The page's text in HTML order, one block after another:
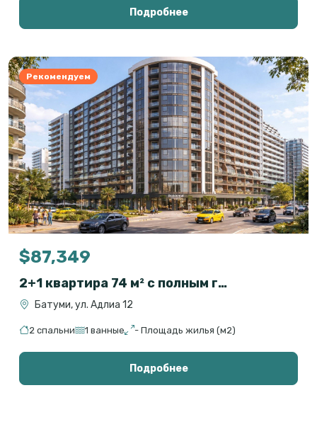
Подробнее
Рекомендуем
$87,349
2+1 квартира 74 м² с полным гостиничным сервисом в OXY Residence, Батуми
Батуми, ул. Адлиа 12
2 спальни 1 ванные - Площадь жилья (м2)
Подробнее